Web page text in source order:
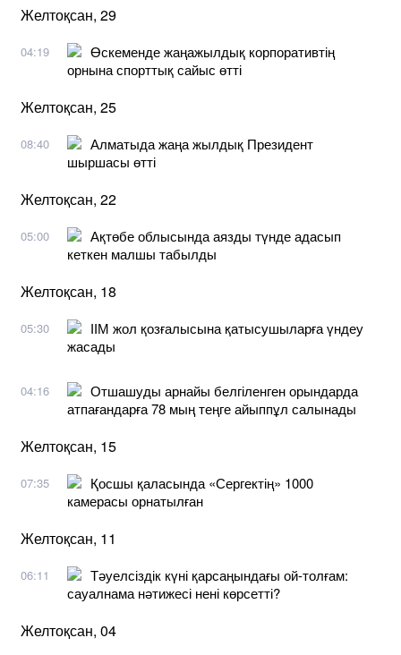
Желтоқсан, 29
04:19
Өскеменде жаңажылдық корпоративтің
орнына спорттық сайыс өтті
Желтоқсан, 25
08:40
Алматыда жаңа жылдық Президент
шыршасы өтті
Желтоқсан, 22
05:00
Ақтөбе облысында аязды түнде адасып
кеткен малшы табылды
Желтоқсан, 18
05:30
ІІМ жол қозғалысына қатысушыларға үндеу
жасады
04:16
Отшашуды арнайы белгіленген орындарда
атпағандарға 78 мың теңге айыппұл салынады
Желтоқсан, 15
07:35
Қосшы қаласында «Сергектің» 1000
камерасы орнатылған
Желтоқсан, 11
06:11
Тәуелсіздік күні қарсаңындағы ой-толғам:
сауалнама нәтижесі нені көрсетті?
Желтоқсан, 04